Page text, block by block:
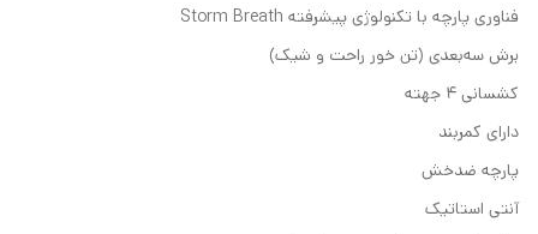
فناوری پارچه با تکنولوژی پیشرفته Storm Breath
برش سه‌بعدی (تن خور راحت و شیک)
کشسانی 4 جهته
دارای کمربند
پارچه ضدخش
آنتی استاتیک